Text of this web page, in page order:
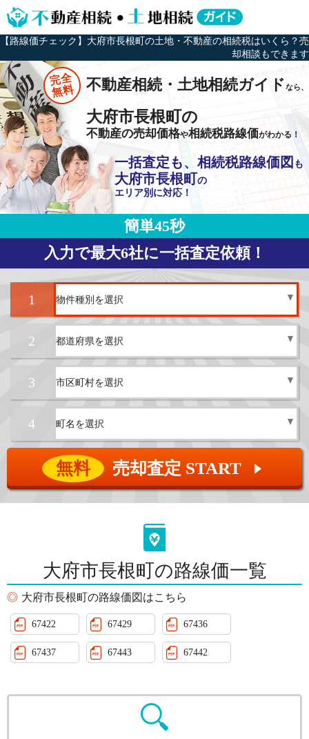
【路線価チェック】大府市長根町の土地・不動産の相続税はいくら？売
却相談もできます
完全
無料 不動産相続・土地相続ガイドなら、
大府市長根町の
不動産の売却価格や相続税路線価がわかる！
一括査定も、相続税路線価図 も
大府市長根町の
エリア別に対応！
簡単45秒
入力で最大6社に一括査定依頼！
1
2
3
4
無料 売却査定 START ▲
大府市長根町の路線価一覧
大府市長根町の路線価図はこちら
67422 67429 67436
67437 67443 67442